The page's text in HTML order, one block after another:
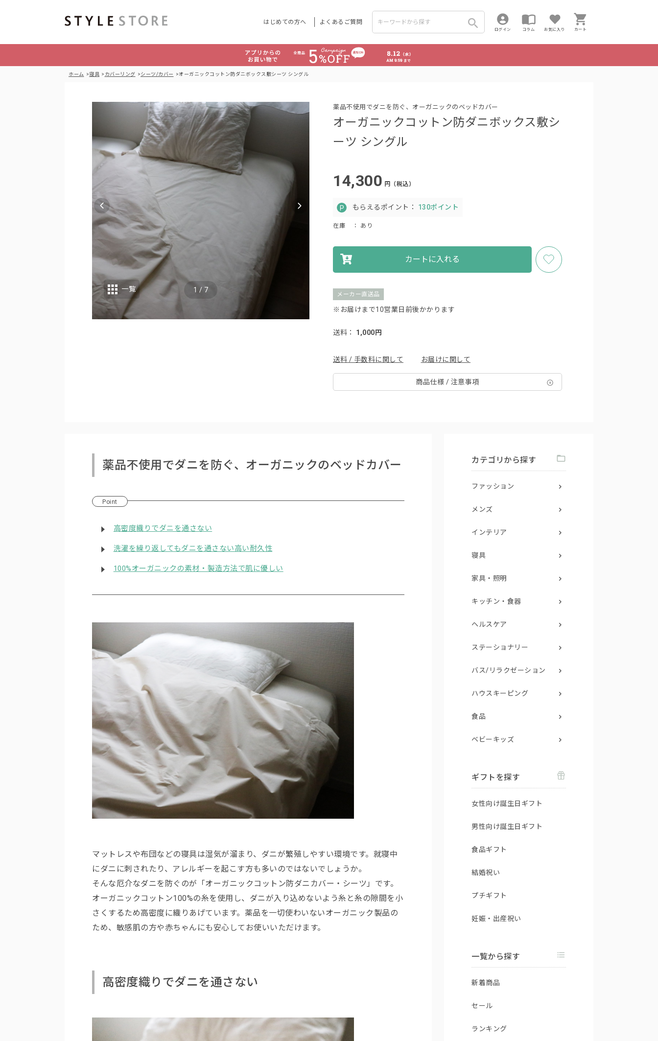
はじめての方へ よくあるご質問
ログイン コラム お気に入り カート
ホーム 寝具 カバーリング シーツ/カバー オーガニックコットン防ダニボックス敷シーツ シングル
オーガニックコットン防ダニボックス敷シ
ーツ シングル
薬品不使用でダニを防ぐ、オーガニックのベッドカバー
14,300 円（税込）
もらえるポイント： 130ポイント
在庫 ： あり
カートに入れる
メーカー直送品
※お届けまで10営業日前後かかります
送料： 1,000円
送料 / 手数料に関して お届けに関して
商品仕様 / 注意事項
1 / 7
一覧
薬品不使用でダニを防ぐ、オーガニックのベッドカバー
Point
高密度織りでダニを通さない
洗濯を繰り返してもダニを通さない高い耐久性
100%オーガニックの素材・製造方法で肌に優しい
マットレスや布団などの寝具は湿気が溜まり、ダニが繁殖しやすい環境です。就寝中
にダニに刺されたり、アレルギーを起こす方も多いのではないでしょうか。
そんな厄介なダニを防ぐのが「オーガニックコットン防ダニカバー・シーツ」です。
オーガニックコットン100%の糸を使用し、ダニが入り込めないよう糸と糸の隙間を小
さくするため高密度に織りあげています。薬品を一切使わいないオーガニック製品の
ため、敏感肌の方や赤ちゃんにも安心してお使いいただけます。
高密度織りでダニを通さない
カテゴリから探す
ファッション
メンズ
インテリア
寝具
家具・照明
キッチン・食器
ヘルスケア
ステーショナリー
バス/リラクゼーション
ハウスキーピング
食品
ベビーキッズ
ギフトを探す
女性向け誕生日ギフト
男性向け誕生日ギフト
食品ギフト
結婚祝い
プチギフト
妊娠・出産祝い
一覧から探す
新着商品
セール
ランキング